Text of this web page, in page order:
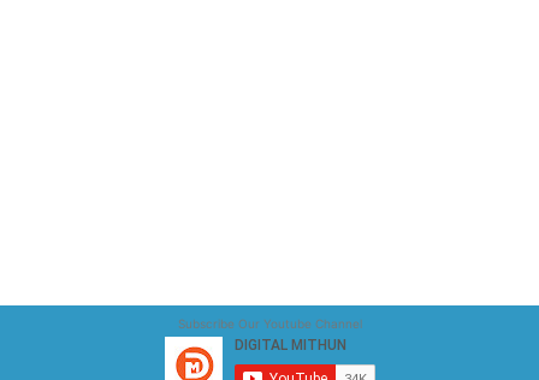
Subscribe Our Youtube Channel